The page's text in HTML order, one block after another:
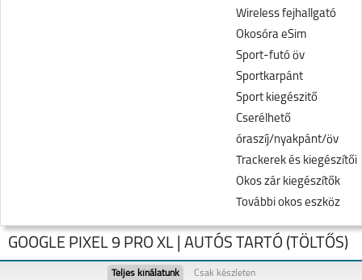
Wireless fejhallgató
Okosóra eSim
Sport-futó öv
Sportkarpánt
Sport kiegészitő
Cserélhető
óraszíj/nyakpánt/öv
Trackerek és kiegészítői
Okos zár kiegészítők
További okos eszköz
GOOGLE PIXEL 9 PRO XL | AUTÓS TARTÓ (TÖLTŐS)
Teljes kínálatunk Csak készleten